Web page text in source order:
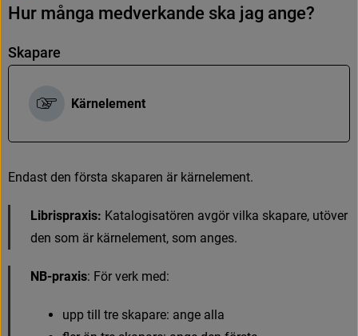
Hur många medverkande ska jag ange?
Skapare
Kärnelement
Endast den första skaparen är kärnelement.
Librispraxis: Katalogisatören avgör vilka skapare, utöver
den som är kärnelement, som anges.
NB-praxis: För verk med:
upp till tre skapare: ange alla